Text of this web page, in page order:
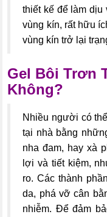
thiết kế để làm dịu
vùng kín, rất hữu
vùng kín trở lại
Gel Bôi Trơn
Không?
Nhiều người có
tại nhà bằng
nha đam, hay xà
lợi và tiết kiệm,
ro. Các thành
da, phá vỡ cân
nhiễm. Để đảm